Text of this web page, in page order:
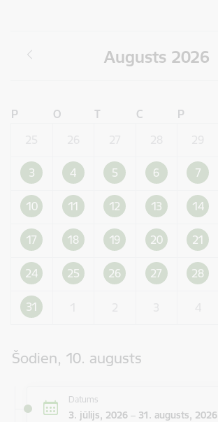
Augusts 2026
P O T C P
3 4 5 6 7
10 11 12 13 14
17 18 19 20 21
24 25 26 27 28
31
Šodien, 10. augusts
Datums
3. jūlijs, 2026 – 31. augusts, 2026